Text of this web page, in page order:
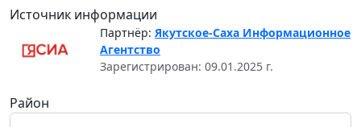
Источник информации
Партнёр: Якутское-Саха Информационное
Агентство
Зарегистрирован: 09.01.2025 г.
Район